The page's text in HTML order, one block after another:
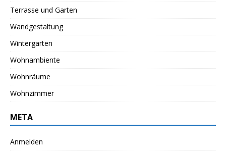
Terrasse und Garten
Wandgestaltung
Wintergarten
Wohnambiente
Wohnräume
Wohnzimmer
META
Anmelden